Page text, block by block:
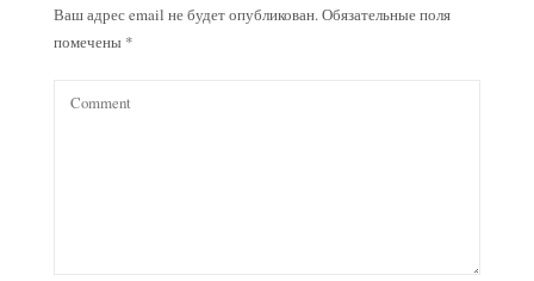
Ваш адрес email не будет опубликован.Обязательные поля
помечены *